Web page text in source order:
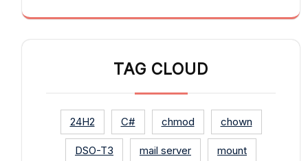
TAG CLOUD
24H2 C# chmod chown
DSO-T3 mail server mount